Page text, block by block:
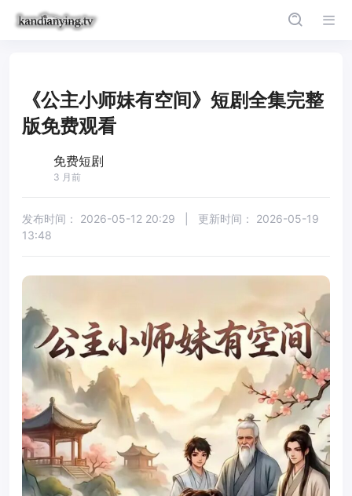
《公主小师妹有空间》短剧全集完整
版免费观看
免费短剧
3 月前
发布时间： 2026-05-12 20:29 更新时间： 2026-05-19
13:48